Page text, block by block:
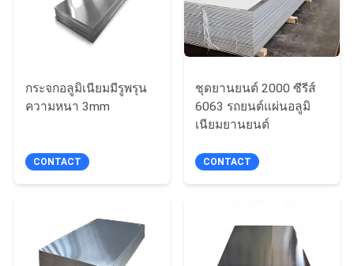
เสนอ
ราคา
แผนผัง
กระจกอลูมิเนียมมีรูพรุน
ความหนา 3mm
CONTACT
ชุดยานยนต์ 2000 ซีรีส์
6063 รถยนต์แผ่นอลูมิ
เนียมยานยนต์
CONTACT